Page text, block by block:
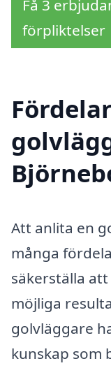
Få 3
förpliktelser
Att anlita en
många
säkerställa
möjliga
golvläggare
kunskap som